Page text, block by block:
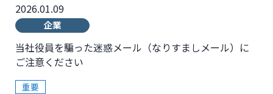
2026.01.09
企業
当社役員を騙った迷惑メール（なりすましメール）に
ご注意ください
重要